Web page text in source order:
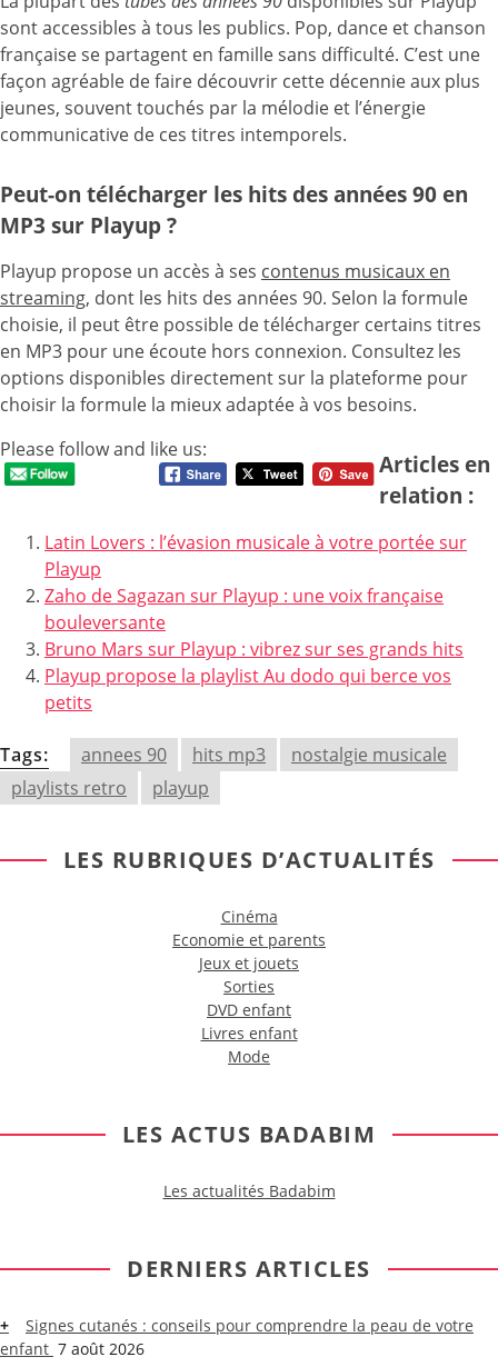
sont accessibles à tous les publics. Pop, dance et chanson
française se partagent en famille sans difficulté. C’est une
façon agréable de faire découvrir cette décennie aux plus
jeunes, souvent touchés par la mélodie et l’énergie
communicative de ces titres intemporels.
Peut-on télécharger les hits des années 90 en
MP3 sur Playup ?
Playup propose un accès à ses contenus musicaux en
streaming, dont les hits des années 90. Selon la formule
choisie, il peut être possible de télécharger certains titres
en MP3 pour une écoute hors connexion. Consultez les
options disponibles directement sur la plateforme pour
choisir la formule la mieux adaptée à vos besoins.
Please follow and like us:
Articles en
relation :
Latin Lovers : l’évasion musicale à votre portée sur
Playup
Zaho de Sagazan sur Playup : une voix française
bouleversante
Bruno Mars sur Playup : vibrez sur ses grands hits
Playup propose la playlist Au dodo qui berce vos
petits
Tags: annees 90 hits mp3
nostalgie musicale
playlists retro
playup
LES RUBRIQUES D’ACTUALITÉS
Cinéma
Economie et parents
Jeux et jouets
Sorties
DVD enfant
Livres enfant
Mode
LES ACTUS BADABIM
Les actualités Badabim
DERNIERS ARTICLES
Signes cutanés : conseils pour comprendre la peau de votre
enfant 7 août 2026